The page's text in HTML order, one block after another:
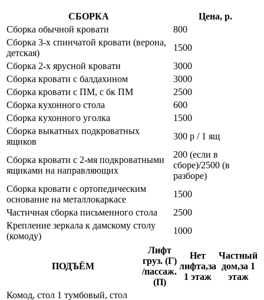
СБОРКА
Цена, р.
Сборка обычной кровати
800
Сборка 3-х спинчатой кровати (верона,
детская)
1500
Сборка 2-х ярусной кровати
3000
Сборка кровати с балдахином
3000
Сборка кровати с ПМ, с бк ПМ
2500
Сборка кухонного стола
600
Сборка кухонного уголка
1500
Сборка выкатных подкроватных
ящиков
300 р / 1 ящ
Сборка кровати с 2-мя подкроватными
ящиками на направляющих
200 (если в
сборе)/2500 (в
разборе)
Сборка кровати с ортопедическим
основание на металлокаркасе
1500
Частичная сборка письменного стола
2500
Крепление зеркала к дамскому столу
(комоду)
1000
ПОДЪЁМ
Лифт
груз. (Г)
/пассаж.
(П)
Нет
лифта,за
1 этаж
Частный
дом,за 1
этаж
Комод, стол 1 тумбовый, стол